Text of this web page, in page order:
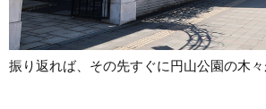
振り返れば、その先すぐに円山公園の木々